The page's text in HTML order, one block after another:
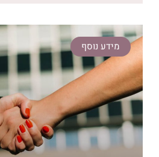
מידע נוסף